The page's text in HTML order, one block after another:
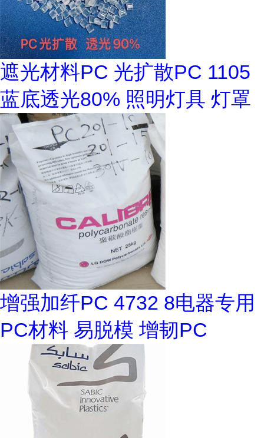
遮光材料PC 光扩散PC 1105
蓝底透光80% 照明灯具 灯罩
增强加纤PC 4732 8电器专用
PC材料 易脱模 增韧PC